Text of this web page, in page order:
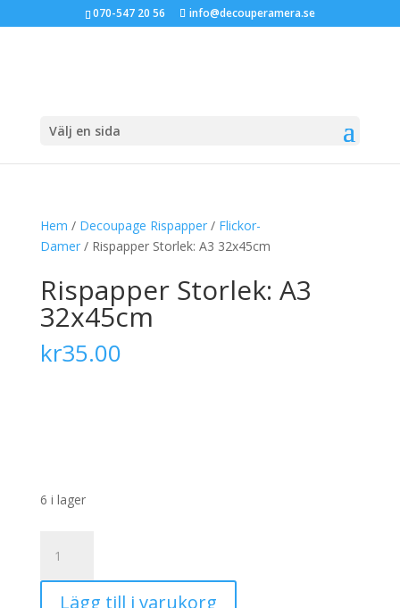
070-547 20 56 info@decouperamera.se
Välj en sida
Hem / Decoupage Rispapper/ Flickor-
Damer/ Rispapper Storlek: A3 32x45cm
Rispapper Storlek: A3
32x45cm
kr35.00
6 i lager
Storlek:
A3
32x45cm
Lägg till i varukorg